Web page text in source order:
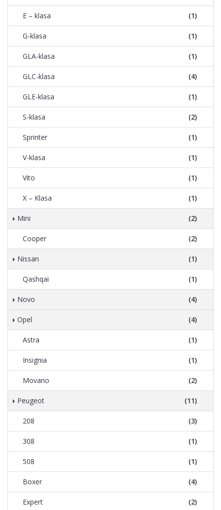
E – klasa (1)
G-klasa (1)
GLA-klasa (1)
GLC-klasa (4)
GLE-klasa (1)
S-klasa (2)
Sprinter (1)
V-klasa (1)
Vito (1)
X – Klasa (1)
Mini (2)
Cooper (2)
Nissan (1)
Qashqai (1)
Novo (4)
Opel (4)
Astra (1)
Insignia (1)
Movano (2)
Peugeot (11)
208 (3)
308 (1)
508 (1)
Boxer (4)
Expert (2)